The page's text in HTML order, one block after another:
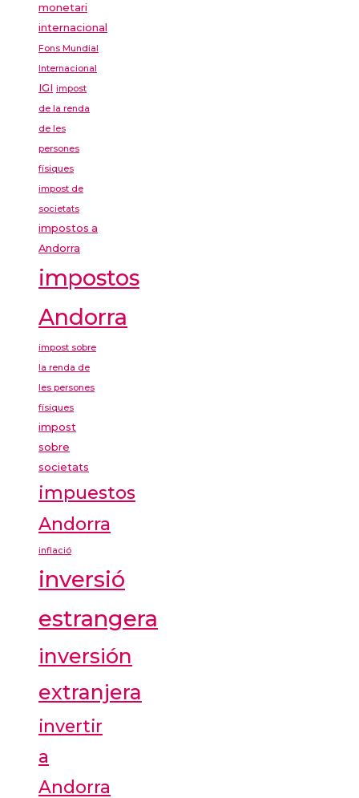
monetari
internacional
Fons Mundial
Internacional
IGI impost
de la renda
de les
persones
físiques
impost de
societats
impostos a
Andorra
impostos
Andorra
impost sobre
la renda de
les persones
físiques
impost
sobre
societats
impuestos
Andorra
inflació
inversió
estrangera
inversión
extranjera
invertir
a
Andorra